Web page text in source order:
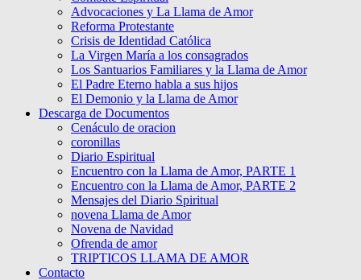
Advocaciones y La Llama de Amor
Reforma Protestante
Crisis de Identidad Católica
La Virgen María a los consagrados
Los Santuarios Familiares y la Llama de Amor
El Padre Eterno habla a sus hijos
El Demonio y la Llama de Amor
Descarga de Documentos
Cenáculo de oracion
coronillas
Diario Espiritual
Encuentro con la Llama de Amor, PARTE 1
Encuentro con la Llama de Amor, PARTE 2
Mensajes del Diario Spiritual
novena Llama de Amor
Novena de Navidad
Ofrenda de amor
TRIPTICOS LLAMA DE AMOR
Contacto